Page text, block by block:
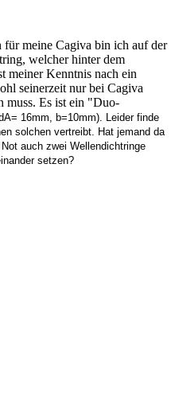
meine Cagiva bin ich auf der
welcher hinter dem
meiner Kenntnis nach ein
seinerzeit nur bei Cagiva
muss. Es ist ein "Duo-
16mm, b=10mm). Leider finde
solchen vertreibt. Hat jemand da
auch zwei Wellendichtringe
setzen?